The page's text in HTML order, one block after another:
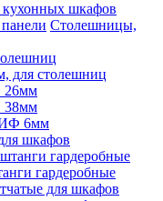
кухонных шкафов
Столешницы,
для столешниц
6мм
шкафов
гардеробные